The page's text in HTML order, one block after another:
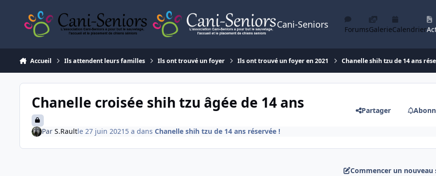
Cani-Seniors ForumsGalerieCalendrier
Accueil Ils attendent leurs familles Ils ont trouvé un foyer Ils ont trouvé un foyer en 2021 Chanelle shih tzu de 14 ans
Chanelle croisée shih tzu âgée de 14 ans Partager
Par S.Raultle 27 juin 2021 5 a dans Chanelle shih tzu de 14 ans réservée !
Commencer un nouveau